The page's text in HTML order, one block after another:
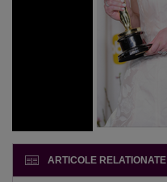
ARTICOLE RELATIONATE